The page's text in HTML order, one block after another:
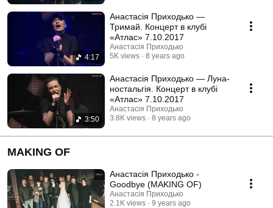
4:17
Анастасія Приходько —
Тримай. Концерт в клубі
«Атлас» 7.10.2017
Анастасія Приходько
5K views
8 years ago
3:50
Анастасія Приходько — Луна-
ностальгія. Концерт в клубі
«Атлас» 7.10.2017
Анастасія Приходько
3.8K views
8 years ago
MAKING OF
Анастасія Приходько -
Goodbye (MAKING OF)
Анастасія Приходько
2.1K views
9 years ago